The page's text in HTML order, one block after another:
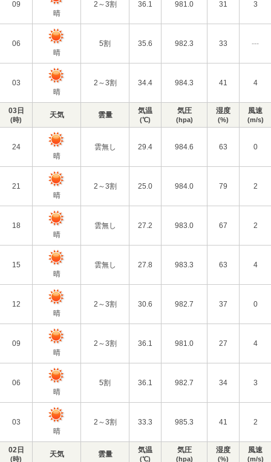
09
晴
2～3割 36.1 981.0 31 3
06
晴
5割 35.6 982.3 33 ---
03
晴
2～3割 34.4 984.3 41 4
03日
(時)
天気 雲量 気温
(℃)
気圧
(hpa)
湿度
(%)
風速
(m/s)
24
晴
雲無し 29.4 984.6 63 0
21
晴
2～3割 25.0 984.0 79 2
18
晴
雲無し 27.2 983.0 67 2
15
晴
雲無し 27.8 983.3 63 4
12
晴
2～3割 30.6 982.7 37 0
09
晴
2～3割 36.1 981.0 27 4
06
晴
5割 36.1 982.7 34 3
03
晴
2～3割 33.3 985.3 41 2
02日
(時)
天気 雲量 気温
(℃)
気圧
(hpa)
湿度
(%)
風速
(m/s)